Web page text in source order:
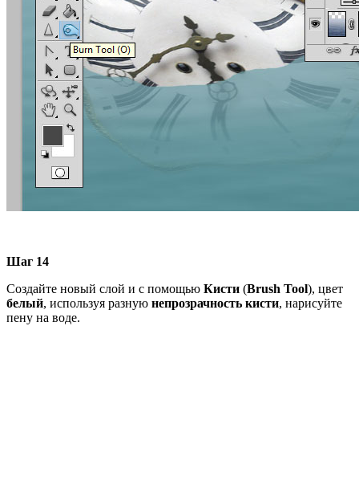
Шаг 14
Создайте новый слой и с помощью Кисти (Brush Tool), цвет
белый, используя разную непрозрачность кисти, нарисуйте
пену на воде.